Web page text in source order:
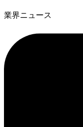
業界ニュース